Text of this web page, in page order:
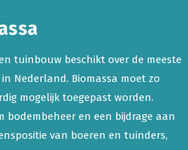
tuinbouw beschikt over de meeste
Nederland. Biomassa moet zo
mogelijk toegepast worden.
bodembeheer en een bijdrage aan
van boeren en tuinders,